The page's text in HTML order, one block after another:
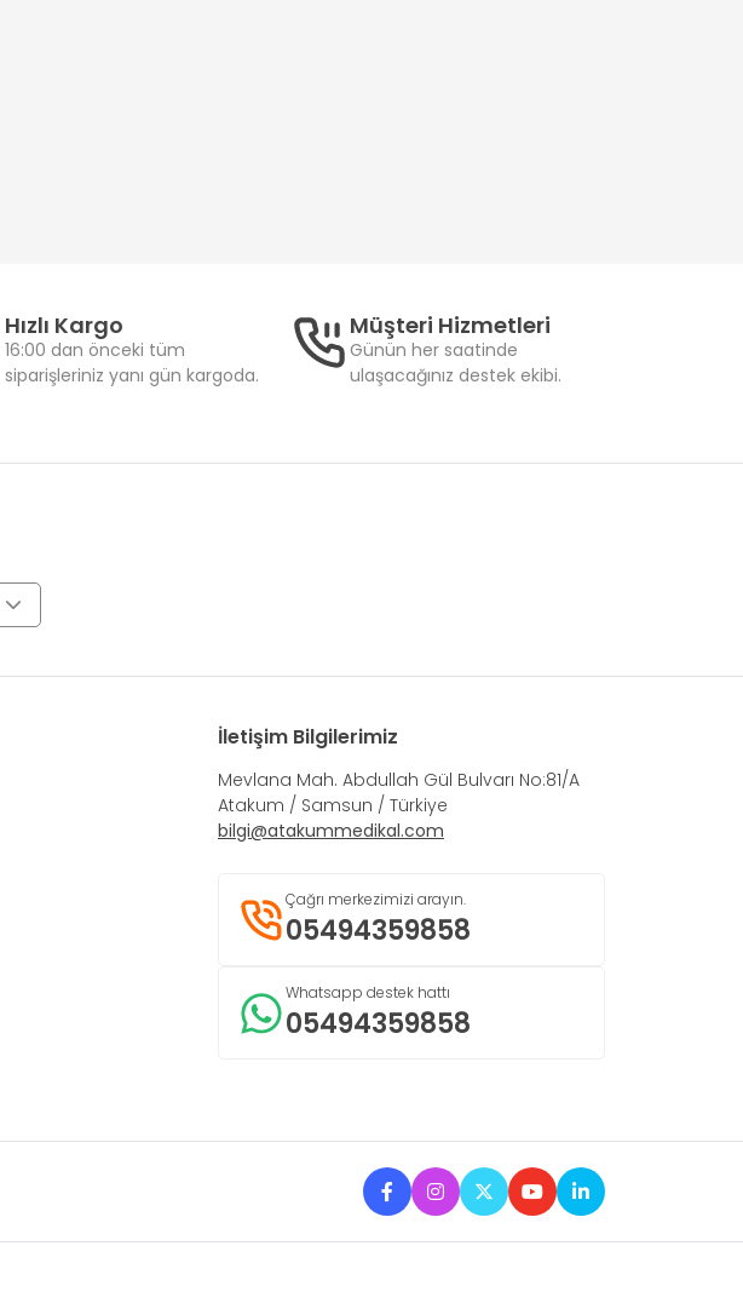
Hızlı Kargo
16:00 dan önceki tüm
siparişleriniz yanı gün kargoda.
Müşteri Hizmetleri
Günün her saatinde
ulaşacağınız destek ekibi.
İletişim Bilgilerimiz
Mevlana Mah. Abdullah Gül Bulvarı No:81/A
Atakum / Samsun / Türkiye
bilgi@atakummedikal.com
Çağrı merkezimizi arayın.
05494359858
Whatsapp destek hattı
05494359858